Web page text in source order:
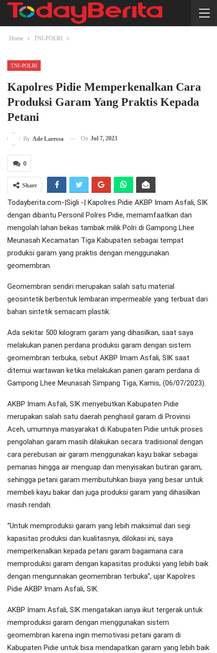
Home TNI-POLRI
TNI-POLRI
Kapolres Pidie Memperkenalkan Cara
Produksi Garam Yang Praktis Kepada
Petani
By Ade Laressa On Jul 7, 2023
0
Share
Todayberita.com-|Sigli -| Kapolres Pidie AKBP Imam Asfali, SIK
dengan dibantu Personil Polres Pidie, memamfaatkan dan
mengolah lahan bekas tambak milik Polri di Gampong Lhee
Meunasah Kecamatan Tiga Kabupaten sebagai tempat
produksi garam yang praktis dengan menggunakan
geomembran.
Geomembran sendiri merupakan salah satu material
geosintetik berbentuk lembaran impermeable yang terbuat dari
bahan sintetik semacam plastik.
Ada sekitar 500 kilogram garam yang dihasilkan, saat saya
melakukan panen perdana produksi garam dengan sistem
geomembran terbuka, sebut AKBP Imam Asfali, SIK saat
ditemui wartawan ketika melakukan panen garam perdana di
Gampong Lhee Meunasah Simpang Tiga, Kamis, (06/07/2023).
AKBP Imam Asfali, SIK menyebutkan Kabupaten Pidie
merupakan salah satu daerah penghasil garam di Provinsi
Aceh, umumnya masyarakat di Kabupaten Pidie untuk proses
pengolahan garam masih dilakukan secara tradisional dengan
cara perebusan air garam menggunakan kayu bakar sebagai
pemanas hingga air menguap dan menyisakan butiran garam,
sehingga petani garam membutuhkan biaya yang besar untuk
membeli kayu bakar dan juga produksi garam yang dihasilkan
masih rendah.
“Untuk memproduksi garam yang lebih maksimal dari segi
kapasitas produksi dan kualitasnya, dilokasi ini, saya
memperkenalkan kepada petani garam bagaimana cara
memproduksi garam dengan kapasitas produksi yang lebih baik
dengan mengunnakan geomembran terbuka”, ujar Kapolres
Pidie AKBP Imam Asfali, SIK.
AKBP Imam Asfali, SIK mengatakan ianya ikut tergerak untuk
memproduksi garam dengan menggunakan sistem
geomembran karena ingin memotivasi petani garam di
Kabupaten Pidie untuk bisa mendapatkan garam yang lebih baik